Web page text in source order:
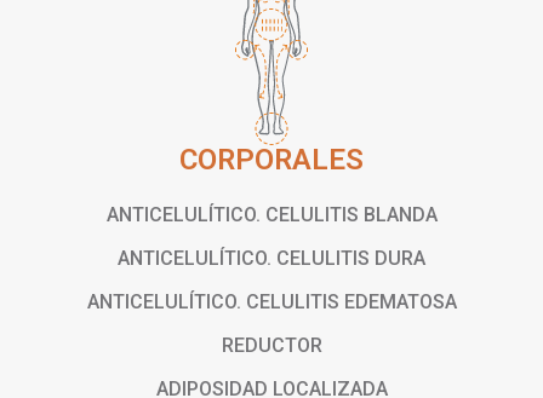
CORPORALES
ANTICELULÍTICO. CELULITIS BLANDA
ANTICELULÍTICO. CELULITIS DURA
ANTICELULÍTICO. CELULITIS EDEMATOSA
REDUCTOR
ADIPOSIDAD LOCALIZADA